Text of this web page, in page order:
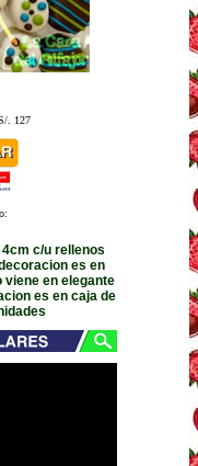
. 127
c/u rellenos
es en
en elegante
es en caja de